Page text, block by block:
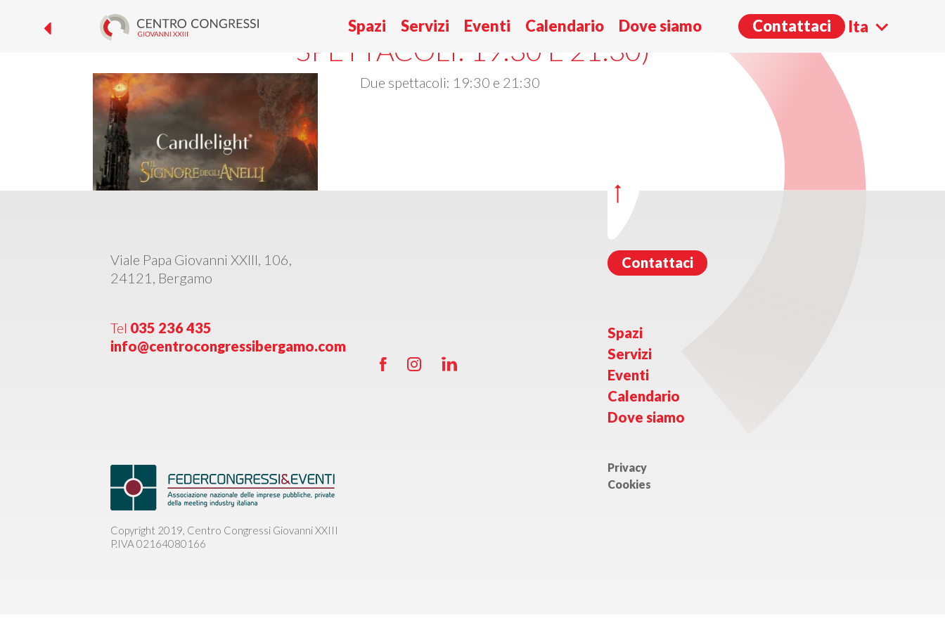
Spazi Servizi Eventi Calendario Dove siamo Contattaci
Ita
CANDLELIGHT – IL SIGNORE DEGLI ANELLI (DUE
SPETTACOLI: 19:30 E 21:30)
Due spettacoli: 19:30 e 21:30
Viale Papa Giovanni XXIII, 106,
24121, Bergamo
Tel 035 236 435
info@centrocongressibergamo.com
Contattaci
Spazi
Servizi
Eventi
Calendario
Dove siamo
Copyright 2019, Centro Congressi Giovanni XXIII
P.IVA 02164080166
Privacy
Cookies